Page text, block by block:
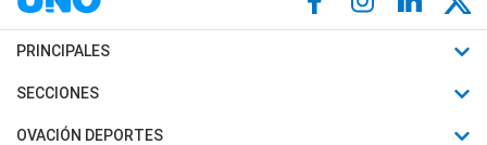
PRINCIPALES
Últimas Noticias
Política
SECCIONES
Horóscopo
OVACIÓN DEPORTES